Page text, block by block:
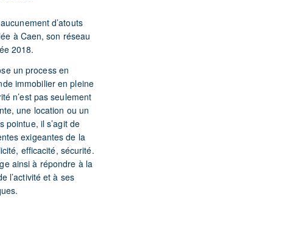
d’atouts
à Caen, son réseau
2018.
un process en
immobilier en pleine
n’est pas seulement
une location ou un
pointue, il s’agit de
exigeantes de la
efficacité, sécurité.
ainsi à répondre à la
l’activité et à ses